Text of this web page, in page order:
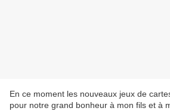
En ce moment les nouveaux jeux de
pour notre grand bonheur à mon fils et à